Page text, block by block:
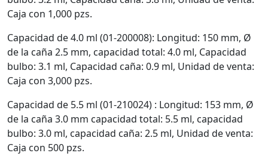
Caja con 1,000 pzs.
Capacidad de 4.0 ml (01-200008): Longitud: 150 mm, Ø
de la caña 2.5 mm, capacidad total: 4.0 ml, Capacidad
bulbo: 3.1 ml, Capacidad caña: 0.9 ml, Unidad de venta:
Caja con 3,000 pzs.
Capacidad de 5.5 ml (01-210024) : Longitud: 153 mm, Ø
de la caña 3.0 mm capacidad total: 5.5 ml, capacidad
bulbo: 3.0 ml, capacidad caña: 2.5 ml, Unidad de venta:
Caja con 500 pzs.